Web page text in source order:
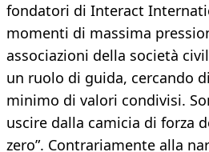
fondatori di Interact
momenti di massima
associazioni della società
un ruolo di guida, cercando
minimo di valori condivisi.
uscire dalla camicia di forza
zero”. Contrariamente alla